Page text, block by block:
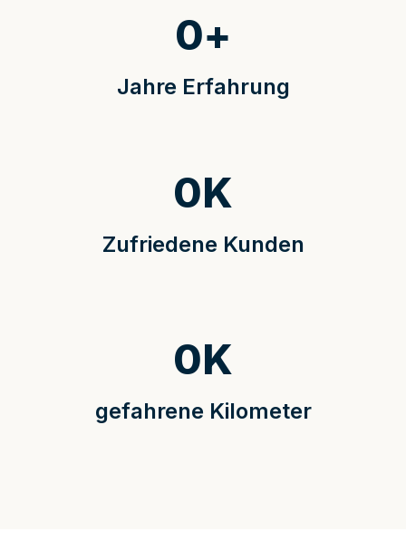
Jahre Erfahrung
0+
Zufriedene Kunden
0K
gefahrene Kilometer
0K